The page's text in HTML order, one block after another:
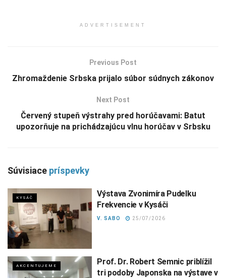
ADVERTISEMENT
Previous Post
Zhromaždenie Srbska prijalo súbor súdnych zákonov
Next Post
Červený stupeň výstrahy pred horúčavami: Batut
upozorňuje na prichádzajúcu vlnu horúčav v Srbsku
Súvisiace príspevky
KYSÁČ
Výstava Zvonimíra Pudelku
Frekvencie v Kysáči
V. SABO 25/07/2026
AKCENTUJEME
Prof. Dr. Robert Semnic priblížil
tri podoby Japonska na výstave v